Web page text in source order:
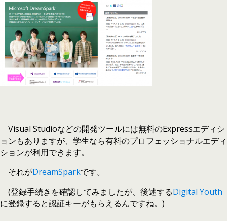
Visual Studioなどの開発ツールには無料のExpressエディシ
ョンもありますが、学生なら有料のプロフェッショナルエディ
ションが利用できます。
それがDreamSparkです。
(登録手続きを確認してみましたが、後述するDigital Youth
に登録すると認証キーがもらえるんですね。)